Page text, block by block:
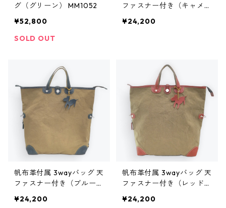
グ（グリーン） MM1052
¥52,800
SOLD OUT
ファスナー付き（キャメ
¥24,200
帆布革付属 3wayバッグ 天
ファスナー付き（ブルー）
¥24,200
帆布革付属 3wayバッグ 天
ファスナー付き（レッド）
¥24,200